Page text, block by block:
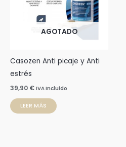
AGOTADO
Casozen Anti picaje y Anti
estrés
39,90 € IVA Incluido
LEER MÁS